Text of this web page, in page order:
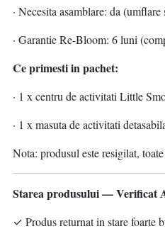
· Necesita asamblare: da (umflare
· Garantie Re-Bloom: 6 luni
Ce primesti in pachet:
· 1 x centru de activitati Little
· 1 x masuta de activitati
Nota: produsul este resigilat,
Starea produsului — Verificat
✓ Produs returnat in stare foarte